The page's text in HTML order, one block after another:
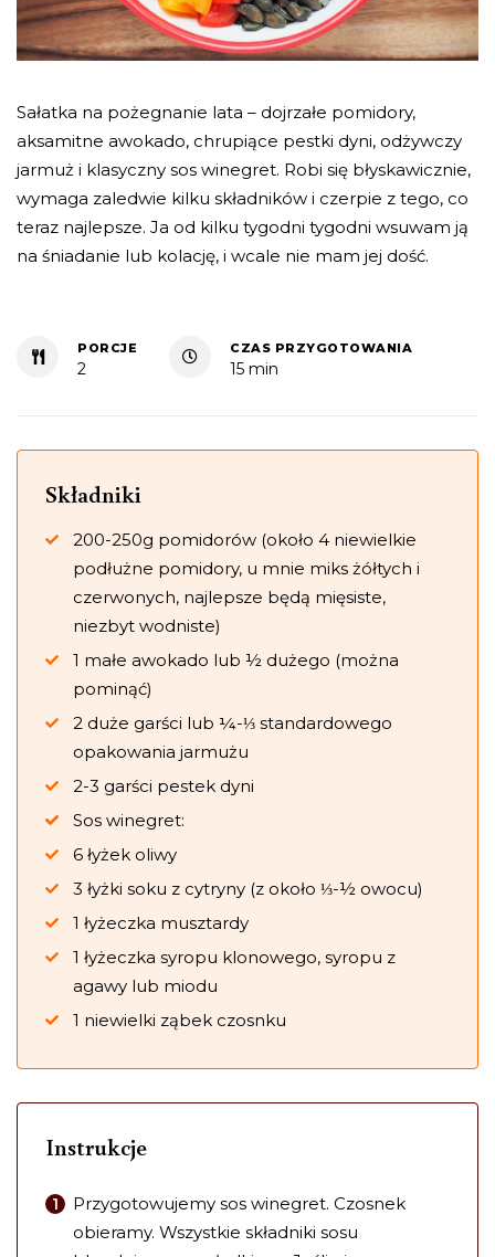
Sałatka na pożegnanie lata – dojrzałe pomidory,
aksamitne awokado, chrupiące pestki dyni, odżywczy
jarmuż i klasyczny sos winegret. Robi się błyskawicznie,
wymaga zaledwie kilku składników i czerpie z tego, co
teraz najlepsze. Ja od kilku tygodni tygodni wsuwam ją
na śniadanie lub kolację, i wcale nie mam jej dość.
PORCJE
2
CZAS PRZYGOTOWANIA
15 min
Składniki
200-250g pomidorów (około 4 niewielkie
podłużne pomidory, u mnie miks żółtych i
czerwonych, najlepsze będą mięsiste,
niezbyt wodniste)
1 małe awokado lub ½ dużego (można
pominąć)
2 duże garści lub ¼-⅓ standardowego
opakowania jarmużu
2-3 garści pestek dyni
Sos winegret:
6 łyżek oliwy
3 łyżki soku z cytryny (z około ⅓-½ owocu)
1 łyżeczka musztardy
1 łyżeczka syropu klonowego, syropu z
agawy lub miodu
1 niewielki ząbek czosnku
Instrukcje
Przygotowujemy sos winegret. Czosnek
obieramy. Wszystkie składniki sosu